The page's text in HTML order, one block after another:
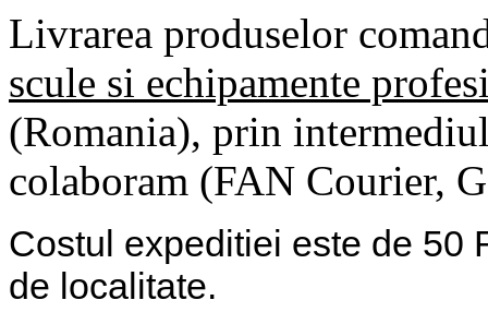
Livrarea produselor
scule si echipamente
(Romania), prin
colaboram (FAN Courier,
Costul expeditiei este de 50
de localitate.